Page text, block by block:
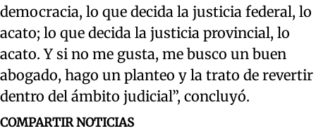
democracia, lo que decida la justicia federal, lo
acato; lo que decida la justicia provincial, lo
acato. Y si no me gusta, me busco un buen
abogado, hago un planteo y la trato de revertir
dentro del ámbito judicial”, concluyó.
COMPARTIR NOTICIAS